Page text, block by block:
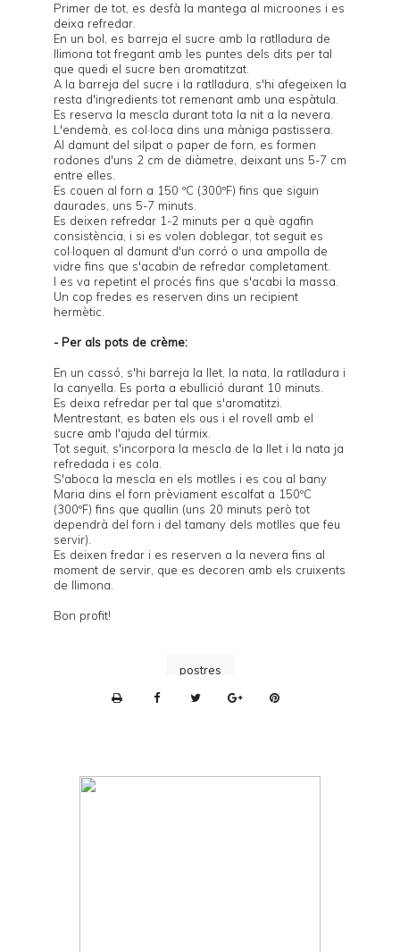
Primer de tot, es desfà la mantega al microones i es
deixa refredar.
En un bol, es barreja el sucre amb la ratlladura de
llimona tot fregant amb les puntes dels dits per tal
que quedi el sucre ben aromatitzat.
A la barreja del sucre i la ratlladura, s'hi afegeixen la
resta d'ingredients tot remenant amb una espàtula.
Es reserva la mescla durant tota la nit a la nevera.
L'endemà, es col·loca dins una màniga pastissera.
Al damunt del silpat o paper de forn, es formen
rodones d'uns 2 cm de diàmetre, deixant uns 5-7 cm
entre elles.
Es couen al forn a 150 ºC (300ºF) fins que siguin
daurades, uns 5-7 minuts.
Es deixen refredar 1-2 minuts per a què agafin
consistència, i si es volen doblegar, tot seguit es
col·loquen al damunt d'un corró o una ampolla de
vidre fins que s'acabin de refredar completament.
I es va repetint el procés fins que s'acabi la massa.
Un cop fredes es reserven dins un recipient
hermètic.
- Per als pots de crème:
En un cassó, s'hi barreja la llet, la nata, la ratlladura i
la canyella. Es porta a ebullició durant 10 minuts.
Es deixa refredar per tal que s'aromatitzi.
Mentrestant, es baten els ous i el rovell amb el
sucre amb l'ajuda del túrmix.
Tot seguit, s'incorpora la mescla de la llet i la nata ja
refredada i es cola.
S'aboca la mescla en els motlles i es cou al bany
Maria dins el forn prèviament escalfat a 150ºC
(300ºF) fins que quallin (uns 20 minuts però tot
dependrà del forn i del tamany dels motlles que feu
servir).
Es deixen fredar i es reserven a la nevera fins al
moment de servir, que es decoren amb els cruixents
de llimona.
Bon profit!
postres
n